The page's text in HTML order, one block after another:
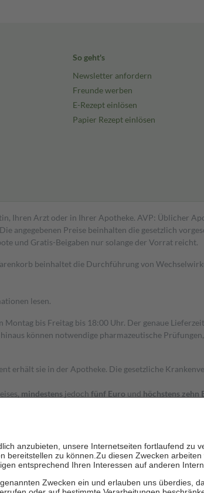
So geht's
Newsletter anfordern
Freunde werben
E-Rezept einlösen
Papier Rezept einlösen
Ihren Arzt oder in Ihrer Apotheke. AVP: Üblicher
Preise beinhalten die gesetzlich
und Gratis-Beigaben nur solange der Vorrat reicht.
beinhaltet die Durchführung von
lesen.
bis Freitag bis 18:00 Uhr. Der genaue
können notwendige pharmazeutische
erhält sie in der Apotheke. Die gesetzliche
mindestens jedoch fünf Euro und höchstens zehn
Stellung der Familie zu unterstützen, fallen